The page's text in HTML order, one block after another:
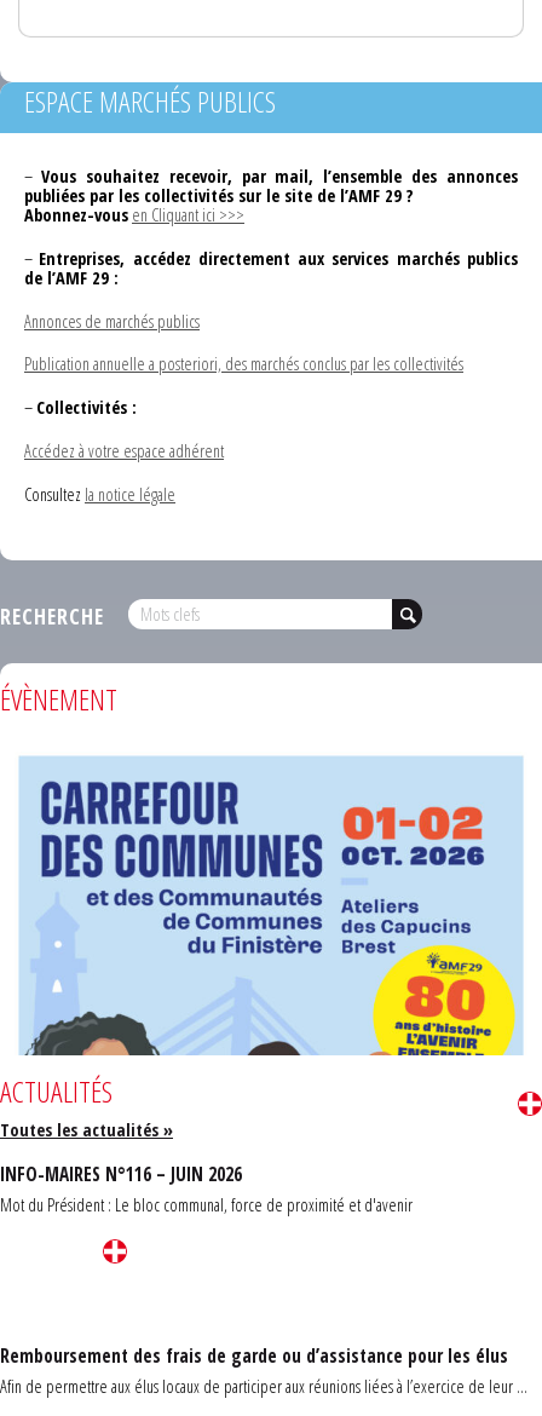
ESPACE MARCHÉS PUBLICS
– Vous souhaitez recevoir, par mail, l’ensemble des annonces
publiées par les collectivités sur le site de l’AMF 29 ?
Abonnez-vous en Cliquant ici >>>
– Entreprises, accédez directement aux services marchés publics
de l’AMF 29 :
Annonces de marchés publics
Publication annuelle a posteriori, des marchés conclus par les collectivités
– Collectivités :
Accédez à votre espace adhérent
Consultez la notice légale
RECHERCHE
ÉVÈNEMENT
ACTUALITÉS
Toutes les actualités »
INFO-MAIRES N°116 – JUIN 2026
Mot du Président : Le bloc communal, force de proximité et d'avenir
Remboursement des frais de garde ou d’assistance pour les élus
Afin de permettre aux élus locaux de participer aux réunions liées à l’exercice de leur ...